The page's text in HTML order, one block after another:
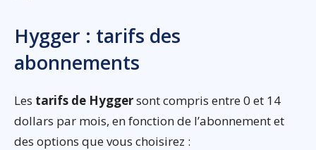
Hygger : tarifs des
abonnements
Les tarifs de Hyggersont compris entre 0 et 14
dollars par mois, en fonction de l’abonnement et
des options que vous choisirez :